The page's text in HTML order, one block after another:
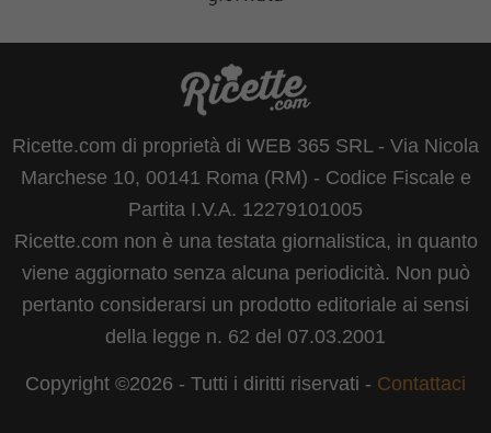
Ricette.com di proprietà di WEB 365 SRL - Via Nicola
Marchese 10, 00141 Roma (RM) - Codice Fiscale e
Partita I.V.A. 12279101005
Ricette.com non è una testata giornalistica, in quanto
viene aggiornato senza alcuna periodicità. Non può
pertanto considerarsi un prodotto editoriale ai sensi
della legge n. 62 del 07.03.2001
Copyright ©2026 - Tutti i diritti riservati - Contattaci